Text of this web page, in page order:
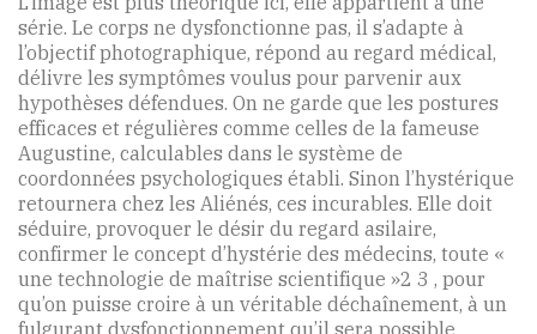
série. Le corps ne dysfonctionne pas, il s’adapte à
l’objectif photographique, répond au regard médical,
délivre les symptômes voulus pour parvenir aux
hypothèses défendues. On ne garde que les postures
efficaces et régulières comme celles de la fameuse
Augustine, calculables dans le système de
coordonnées psychologiques établi. Sinon l’hystérique
retournera chez les Aliénés, ces incurables. Elle doit
séduire, provoquer le désir du regard asilaire,
confirmer le concept d’hystérie des médecins, toute «
une technologie de maîtrise scientifique »2 3 , pour
qu’on puisse croire à un véritable déchaînement, à un
fulgurant dysfonctionnement qu’il sera possible